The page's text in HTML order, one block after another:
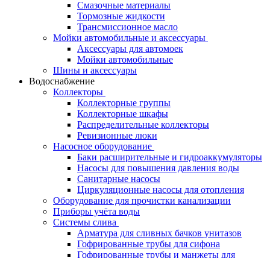
Смазочные материалы
Тормозные жидкости
Трансмиссионное масло
Мойки автомобильные и аксессуары
Аксессуары для автомоек
Мойки автомобильные
Шины и аксессуары
Водоснабжение
Коллекторы
Коллекторные группы
Коллекторные шкафы
Распределительные коллекторы
Ревизионные люки
Насосное оборудование
Баки расширительные и гидроаккумуляторы
Насосы для повышения давления воды
Санитарные насосы
Циркуляционные насосы для отопления
Оборудование для прочистки канализации
Приборы учёта воды
Системы слива
Арматура для сливных бачков унитазов
Гофрированные трубы для сифона
Гофрированные трубы и манжеты для